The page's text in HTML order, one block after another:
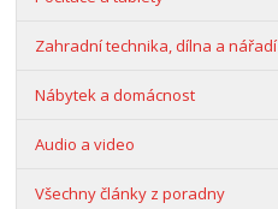
Zahradní technika, dílna a nářadí
Nábytek a domácnost
Audio a video
Všechny články z poradny